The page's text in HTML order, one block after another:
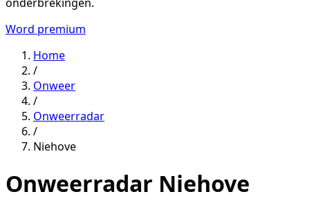
Word premium
Home
/
Onweer
/
Onweerradar
/
Niehove
Onweerradar Niehove